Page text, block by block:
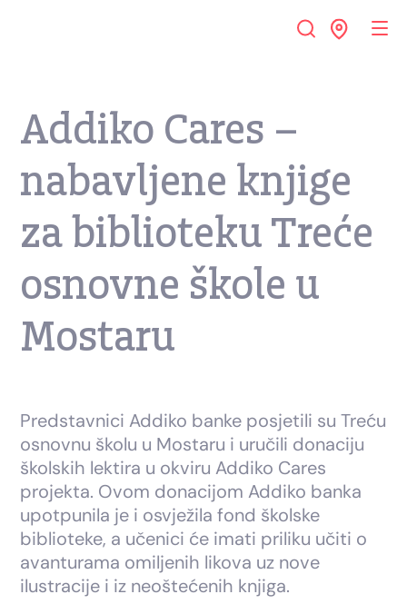
Addiko Cares –
nabavljene knjige
za biblioteku Treće
osnovne škole u
Mostaru
Predstavnici Addiko banke posjetili su Treću
osnovnu školu u Mostaru i uručili donaciju
školskih lektira u okviru Addiko Cares
projekta. Ovom donacijom Addiko banka
upotpunila je i osvježila fond školske
biblioteke, a učenici će imati priliku učiti o
avanturama omiljenih likova uz nove
ilustracije i iz neoštećenih knjiga.